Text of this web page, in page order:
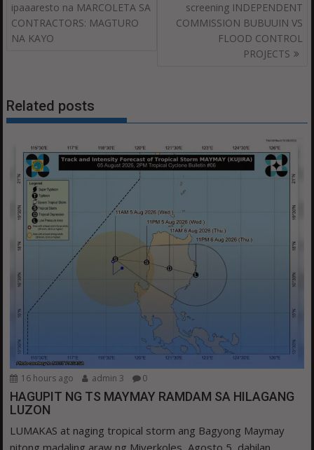
navigation
ipaaaresto na MARCOLETA SA
CONTRACTORS: MAGTURO
NA KAYO
screening INDEPENDENT
COMMISSION BUBUUIN VS
FLOOD CONTROL
PROJECTS
Related posts
16 hours ago admin 3 0
HAGUPIT NG TS MAYMAY RAMDAM SA HILAGANG
LUZON
LUMAKAS at naging tropical storm ang Bagyong Maymay